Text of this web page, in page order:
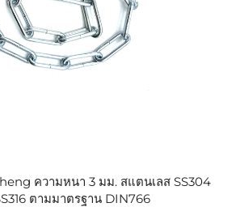
ความหนา 3 มม. สแตนเลส SS304
ตามมาตรฐาน DIN766